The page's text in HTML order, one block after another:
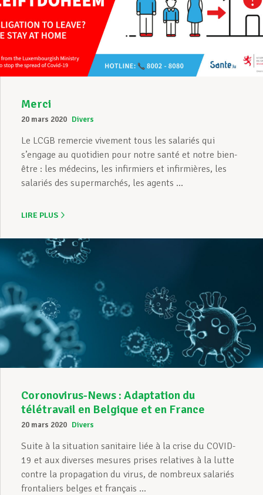
Merci
20 mars 2020 Divers
Le LCGB remercie vivement tous les salariés qui
s’engage au quotidien pour notre santé et notre bien-
être : les médecins, les infirmiers et infirmières, les
salariés des supermarchés, les agents ...
LIRE PLUS
Coronovirus-News : Adaptation du
télétravail en Belgique et en France
20 mars 2020 Divers
Suite à la situation sanitaire liée à la crise du COVID-
19 et aux diverses mesures prises relatives à la lutte
contre la propagation du virus, de nombreux salariés
frontaliers belges et français ...